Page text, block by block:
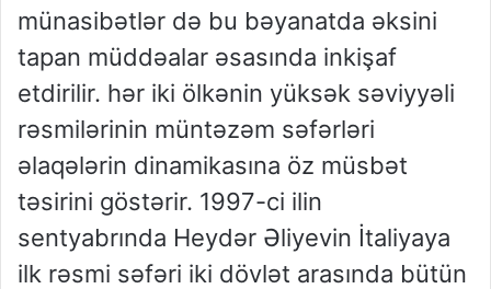
münasibətlər də bu bəyanatda əksini
tapan müddəalar əsasında inkişaf
etdirilir. hər iki ölkənin yüksək səviyyəli
rəsmilərinin müntəzəm səfərləri
əlaqələrin dinamikasına öz müsbət
təsirini göstərir. 1997-ci ilin
sentyabrında Heydər Əliyevin İtaliyaya
ilk rəsmi səfəri iki dövlət arasında bütün